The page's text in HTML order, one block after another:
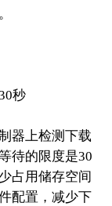
秒
上检测下载
待的限度是30
占用储存空间
配置，减少下